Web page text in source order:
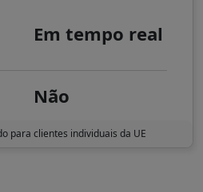
Em tempo real
Não
para clientes individuais da UE